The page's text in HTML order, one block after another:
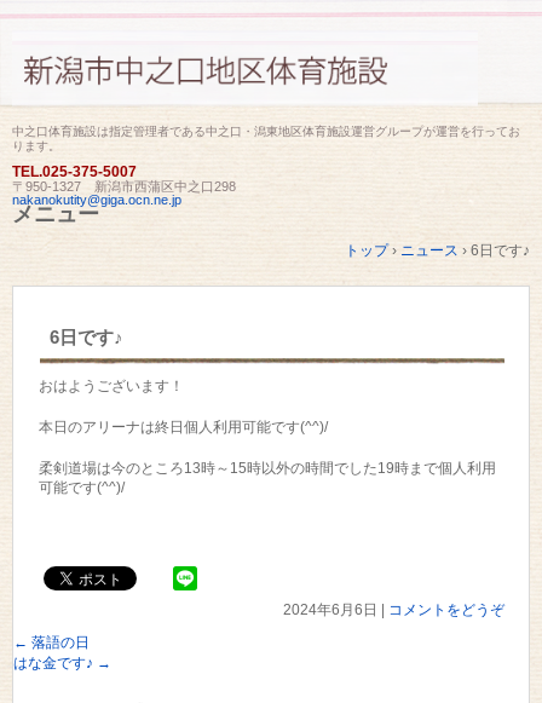
中之口体育施設は指定管理者である中之口・潟東地区体育施設運営グループが運営を行ってお
ります。
TEL.025-375-5007
〒950-1327 新潟市西蒲区中之口298
nakanokutity@giga.ocn.ne.jp
メニュー
トップ › ニュース › 6日です♪
6日です♪
おはようございます！
本日のアリーナは終日個人利用可能です(^^)/
柔剣道場は今のところ13時～15時以外の時間でした19時まで個人利用
可能です(^^)/
2024年6月6日
コメントをどうぞ
← 落語の日
はな金です♪ →